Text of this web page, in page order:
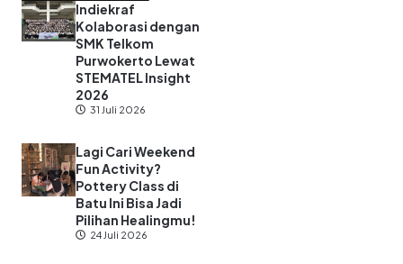
Indiekraf
Kolaborasi dengan
SMK Telkom
Purwokerto Lewat
STEMATEL Insight
2026
31 Juli 2026
Lagi Cari Weekend
Fun Activity?
Pottery Class di
Batu Ini Bisa Jadi
Pilihan Healingmu!
24 Juli 2026